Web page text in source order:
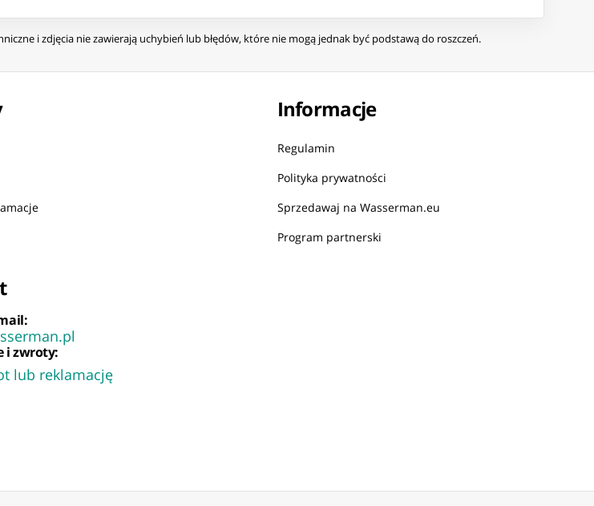
i zdjęcia nie zawierają uchybień lub błędów, które nie mogą jednak być podstawą do roszczeń.
Informacje
Regulamin
Polityka prywatności
Sprzedawaj na Wasserman.eu
Program partnerski
i zwroty:
lub reklamację